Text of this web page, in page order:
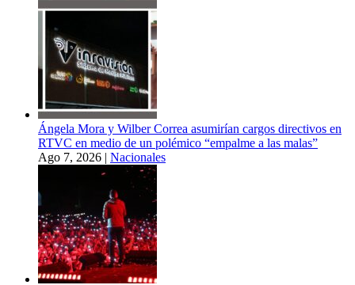
Ángela Mora y Wilber Correa asumirían cargos directivos en
RTVC en medio de un polémico “empalme a las malas”
Ago 7, 2026 | Nacionales